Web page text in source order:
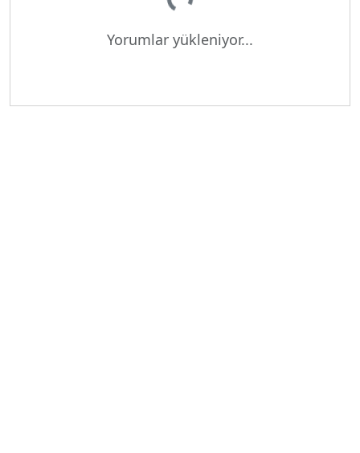
Yükleniyor...
Yorumlar yükleniyor...